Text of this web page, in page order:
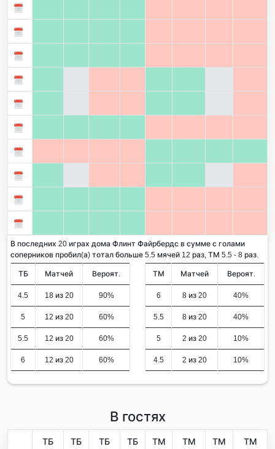
В последних 20 играх дома Флинт Файрбердс в сумме с голами
соперников пробил(а) тотал больше 5.5 мячей 12 раз, ТМ 5.5 - 8 раз.
ТБ Матчей Вероят.
4.5 18 из 20 90%
5 12 из 20 60%
5.5 12 из 20 60%
6 12 из 20 60%
ТМ Матчей Вероят.
6 8 из 20 40%
5.5 8 из 20 40%
5 2 из 20 10%
4.5 2 из 20 10%
В гостях
ТБ
ТБ
ТБ
ТБ
ТМ
ТМ
ТМ
ТМ